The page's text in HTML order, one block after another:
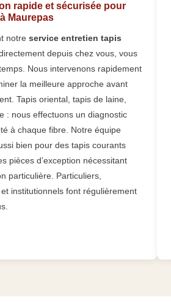
rapide et sécurisée pour
Maurepas
notreservice entretien tapis
depuis chez vous, vous
Nous intervenons rapidement
la meilleure approche avant
Tapis oriental, tapis de laine,
: nous effectuons un diagnostic
à chaque fibre. Notre équipe
bien pour des tapis courants
pièces d’exception nécessitant
particulière. Particuliers,
institutionnels font régulièrement